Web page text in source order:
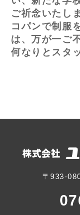
ご祈念いたし
コパンで制服
は、万が一ご
何なりとスタ
〒933-